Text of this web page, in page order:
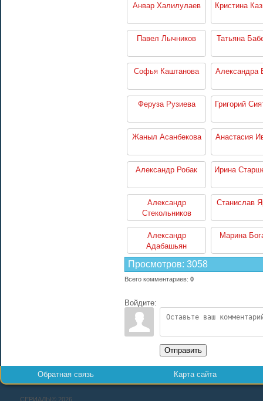
Анвар Халилулаев Кристина
Павел Лычников Татьяна
Софья Каштанова Александра
Феруза Рузиева Григорий
Жаныл Асанбекова Анастасия
Александр Робак Ирина
Александр
Стекольников
Станислав
Александр
Адабашьян
Марина
Просмотров: 3058
Всего комментариев: 0
Войдите:
Отправить
Обратная связь Карта сайта
СЕРИАЛЫ© 2026